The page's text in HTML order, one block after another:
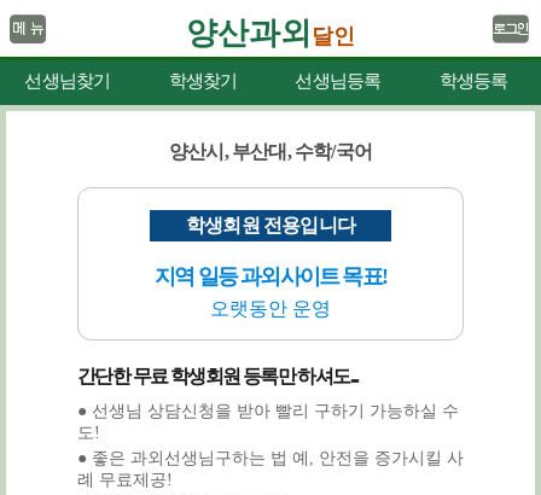
양산과외 달인
선생님찾기 학생찾기 선생님등록 학생등록
양산시, 부산대, 수학/국어
학생회원 전용입니다
지역 일등 과외사이트 목표!
오랫동안 운영
간단한 무료 학생회원 등록만 하셔도...
● 선생님 상담신청을 받아 빨리 구하기 가능하실 수
도!
● 좋은 과외선생님구하는 법 예, 안전을 증가시킬 사
례 무료제공!